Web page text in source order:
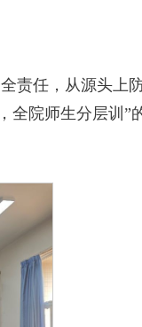
责任，从源头上
全院师生分层训”